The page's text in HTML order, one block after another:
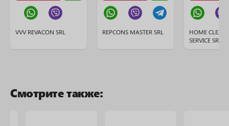
VVV REVACON SRL REPCONS MASTER SRL
HOME
SERVICE SRL
Смотрите также: